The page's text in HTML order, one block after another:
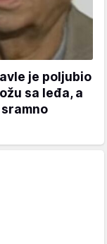
je poljubio
sa leđa, a